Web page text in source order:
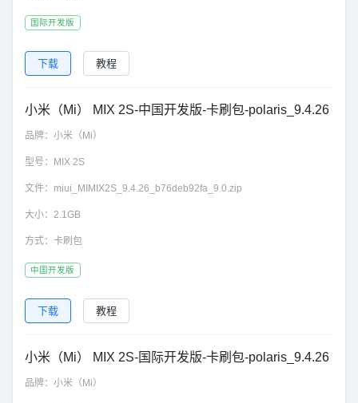
国际开发版
下载 教程
小米（Mi） MIX 2S-中国开发版-卡刷包-polaris_9.4.26
品牌： 小米（Mi）
型号： MIX 2S
文件： miui_MIMIX2S_9.4.26_b76deb92fa_9.0.zip
大小： 2.1GB
方式： 卡刷包
中国开发版
下载 教程
小米（Mi） MIX 2S-国际开发版-卡刷包-polaris_9.4.26
品牌： 小米（Mi）